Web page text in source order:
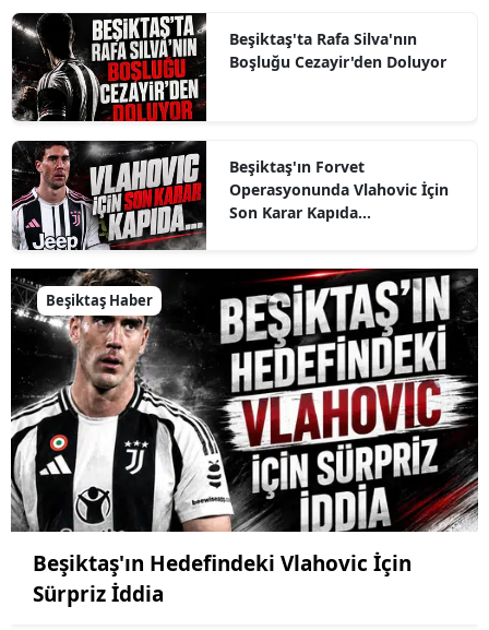
Beşiktaş'ta Rafa Silva'nın
Boşluğu Cezayir'den Doluyor
Beşiktaş'ın Forvet
Operasyonunda Vlahovic İçin
Son Karar Kapıda...
Beşiktaş Haber
Beşiktaş'ın Hedefindeki Vlahovic İçin
Sürpriz İddia